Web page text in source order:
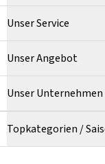
Unser Service
Unser Angebot
Unser Unternehmen
Topkategorien /